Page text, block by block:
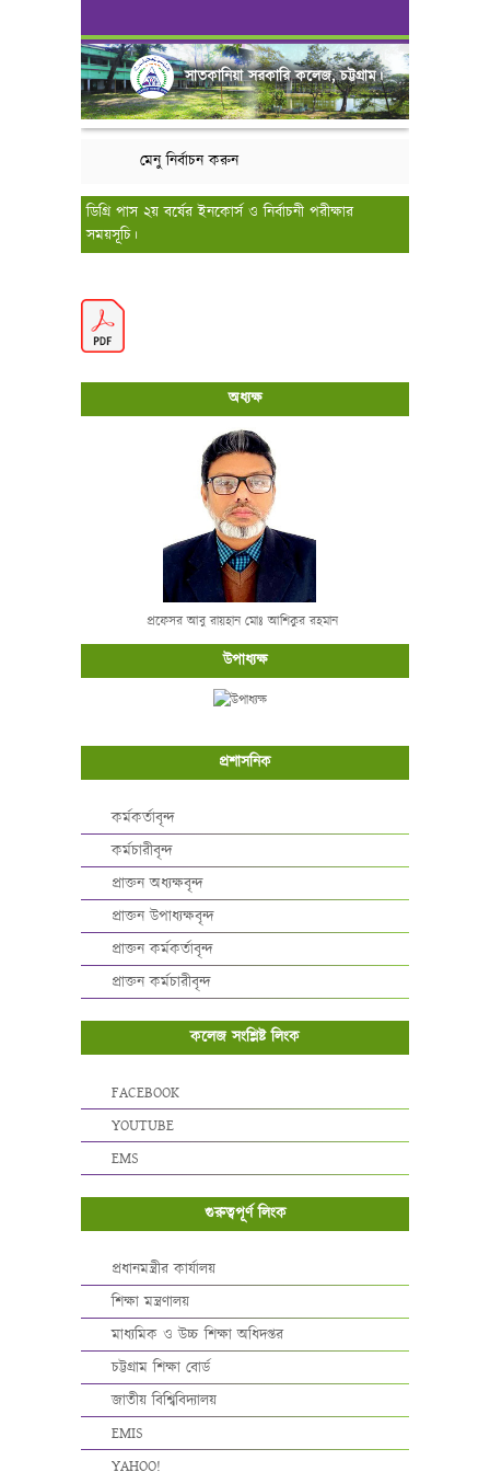
সাতকানিয়া সরকারি কলেজ, চট্টগ্রাম।
মেনু নির্বাচন করুন
ডিগ্রি পাস ২য় বর্ষের ইনকোর্স ও নির্বাচনী পরীক্ষার
সময়সূচি।
অধ্যক্ষ
প্রফেসর আবু রায়হান মোঃ আশিকুর রহমান
উপাধ্যক্ষ
প্রশাসনিক
কর্মকর্তাবৃন্দ
কর্মচারীবৃন্দ
প্রাক্তন অধ্যক্ষবৃন্দ
প্রাক্তন উপাধ্যক্ষবৃন্দ
প্রাক্তন কর্মকর্তাবৃন্দ
প্রাক্তন কর্মচারীবৃন্দ
কলেজ সংশ্লিষ্ট লিংক
FACEBOOK
YOUTUBE
EMS
গুরুত্বপূর্ণ লিংক
প্রধানমন্ত্রীর কার্যালয়
শিক্ষা মন্ত্রণালয়
মাধ্যমিক ও উচ্চ শিক্ষা অধিদপ্তর
চট্টগ্রাম শিক্ষা বোর্ড
জাতীয় বিশ্বিবিদ্যালয়
EMIS
YAHOO!